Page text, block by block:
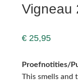
Vigneau
€25,95
Proefnotities/
This smells and